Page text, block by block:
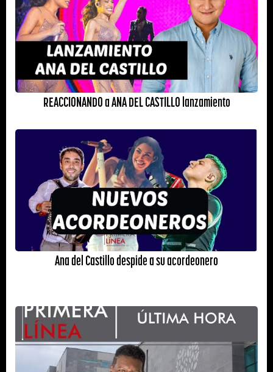
REACCIONANDO a ANA DEL CASTILLO lanzamiento
Ana del Castillo despide a su acordeonero